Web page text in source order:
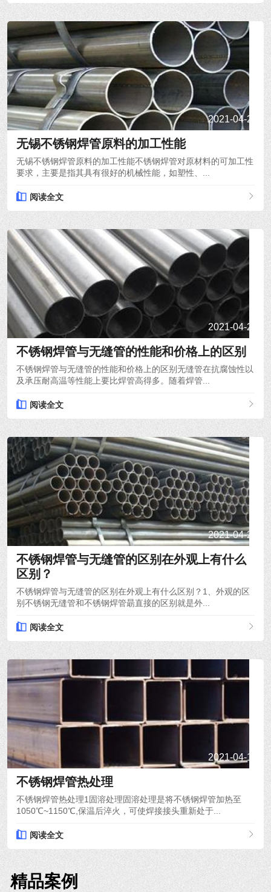
2021-04-22
无锡不锈钢焊管原料的加工性能
无锡不锈钢焊管原料的加工性能不锈钢焊管对原材料的可加工性
要求，主要是指其具有很好的机械性能，如塑性、...
阅读全文
2021-04-21
不锈钢焊管与无缝管的性能和价格上的区别
不锈钢焊管与无缝管的性能和价格上的区别无缝管在抗腐蚀性以
及承压耐高温等性能上要比焊管高得多。随着焊管...
阅读全文
2021-04-20
不锈钢焊管与无缝管的区别在外观上有什么
区别？
不锈钢焊管与无缝管的区别在外观上有什么区别？1、外观的区
别不锈钢无缝管和不锈钢焊管朂直接的区别就是外...
阅读全文
2021-04-19
不锈钢焊管热处理
不锈钢焊管热处理1固溶处理固溶处理是将不锈钢焊管加热至
1050℃~1150℃,保温后淬火，可使焊接接头重新处于...
阅读全文
精品案例